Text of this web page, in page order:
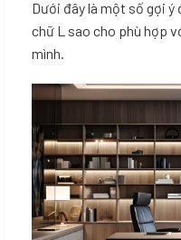
Dưới đây là một số gợi ý
chữ L sao cho phù hợp
mình.